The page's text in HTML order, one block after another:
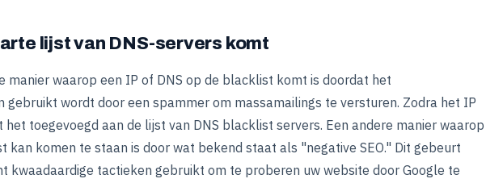
lijst van DNS-servers komt
manier waarop een IP of DNS op de blacklist komt is doordat het
gebruikt wordt door een spammer om massamailings te versturen. Zodra het IP
toegevoegd aan de lijst van DNS blacklist servers. Een andere manier waarop
kan komen te staan is door wat bekend staat als "negative SEO." Dit gebeurt
kwaadaardige tactieken gebruikt om te proberen uw website door Google te